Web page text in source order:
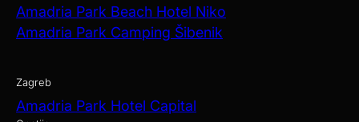
Amadria Park Beach Hotel Niko
Amadria Park Camping Šibenik
Zagreb
Amadria Park Hotel Capital